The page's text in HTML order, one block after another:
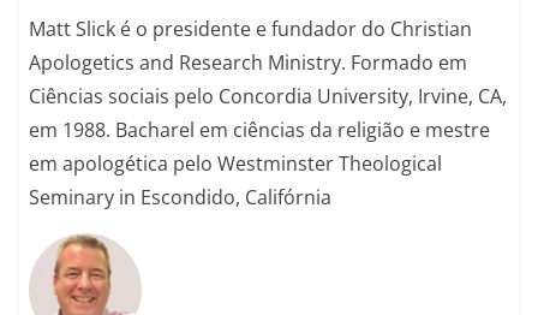
Matt Slick é o presidente e fundador do Christian
Apologetics and Research Ministry. Formado em
Ciências sociais pelo Concordia University, Irvine, CA,
em 1988. Bacharel em ciências da religião e mestre
em apologética pelo Westminster Theological
Seminary in Escondido, Califórnia